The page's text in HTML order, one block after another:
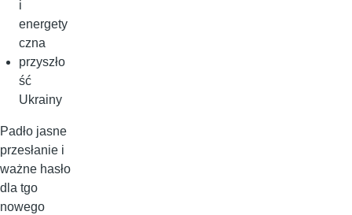
i
energety
czna
przyszło
ść
Ukrainy
Padło jasne
przesłanie i
ważne hasło
dla tgo
nowego